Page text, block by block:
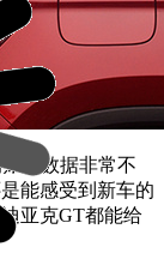
面数据非常不
能感受到新车的
亚克GT都能给